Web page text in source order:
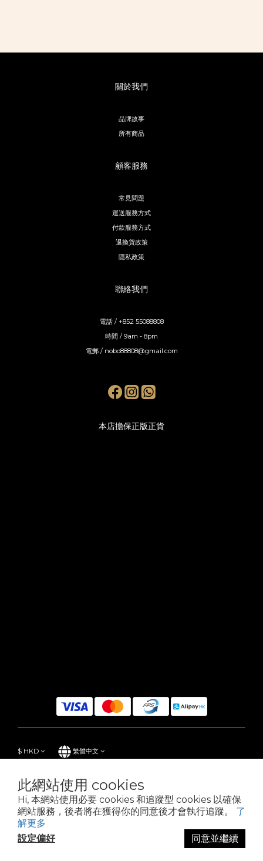
此網站使用 cookies
Hi, 本網站使用必要 cookies 和追蹤型 cookies 以確保
網站服務，後者將在獲得你的同意後才會執行追蹤。 了
解更多
設定偏好
同意並繼續
關於我們
品牌故事
所有商品
顧客服務
常見問題
運送服務方式
付款服務方式
退換貨政策
隱私政策
聯絡我們
電話 / +852 55088808
時間 / 9am - 8pm
電郵 / nobo88808@gmail.com
本店擔保正版正貨
$ HKD 繁體中文
Powered by SHOPLINE